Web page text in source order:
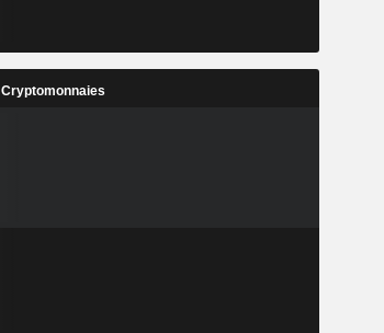
Cryptomonnaies